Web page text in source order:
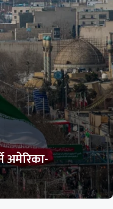
अमेरिका-